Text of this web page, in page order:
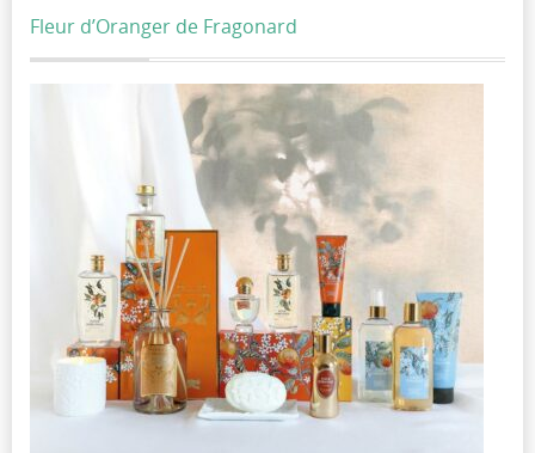
Fleur d’Oranger de Fragonard